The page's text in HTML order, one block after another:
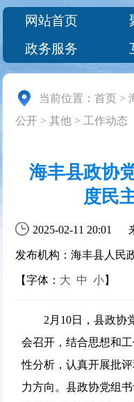
网站首页
政务服务
当前位置：首页 >
公开 >其他 > 工作动态
海丰县政协
度民
2025-02-11 20:01
发布机构：海丰县人民
【字体： 大 中 小】
2月10日，县政协党
会召开，结合思想和
性分析，认真开展批
力方向。县政协党组